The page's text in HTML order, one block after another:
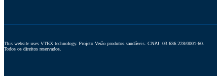
This website uses VTEX technology. Projeto Verão produtos saudáveis. CNPJ: 03.636.228/0001-60.
Todos os direitos reservados.